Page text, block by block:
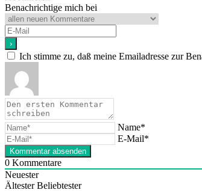
Benachrichtige mich bei
Ich stimme zu, daß meine Emailadresse zur
Name*
E-Mail*
0 Kommentare
Neuester
Ältester Beliebtester